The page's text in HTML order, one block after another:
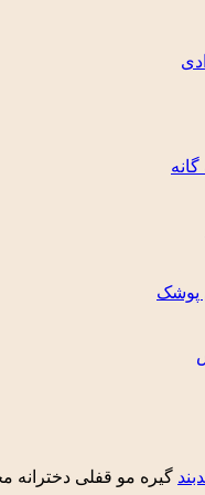
پوشک
گیره مو قفلی دخترانه